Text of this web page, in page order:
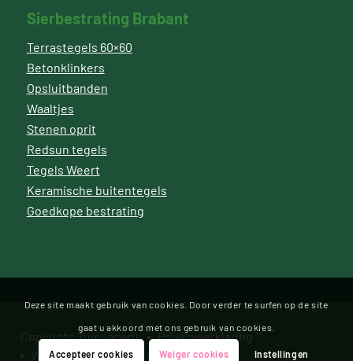
Sierbestrating Brabant
Terrastegels 60×60
Betonklinkers
Opsluitbanden
Waaltjes
Stenen oprit
Redsun tegels
Tegels Weert
Keramische buitentegels
Goedkope bestrating
Copyright Tuinvariant
Privacyverklaring
Website door Bonsai media
Deze site maakt gebruik van cookies. Door verder te surfen op de site
gaat u akkoord met ons gebruik van cookies.
Accepteer cookies Weiger cookies Instellingen